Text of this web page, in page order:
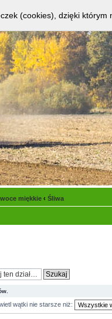
miękkie ‹ Śliwa
wątki nie starsze niż:
(cookies), dzięki którym